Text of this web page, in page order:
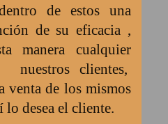
de estos una
de su eficacia ,
manera cualquier
nuestros clientes,
venta de los mismos
desea el cliente.